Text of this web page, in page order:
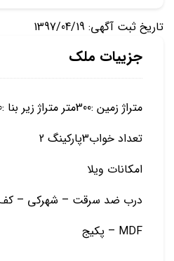
تاریخ ثبت آگهی: 1397/04/19
جزییات ملک
متراژ زمین :300متر متراژ زیر بنا :200متر
تعداد خواب3پارکینگ 2
امکانات ویلا
درب ضد سرقت – شهرکی – کف
MDF – پکیج